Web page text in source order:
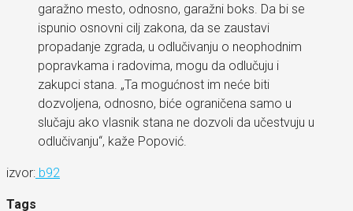
garažno mesto, odnosno, garažni boks. Da bi se
ispunio osnovni cilj zakona, da se zaustavi
propadanje zgrada, u odlučivanju o neophodnim
popravkama i radovima, mogu da odlučuju i
zakupci stana. „Ta mogućnost im neće biti
dozvoljena, odnosno, biće ograničena samo u
slučaju ako vlasnik stana ne dozvoli da učestvuju u
odlučivanju“, kaže Popović.
izvor: b92
Tags